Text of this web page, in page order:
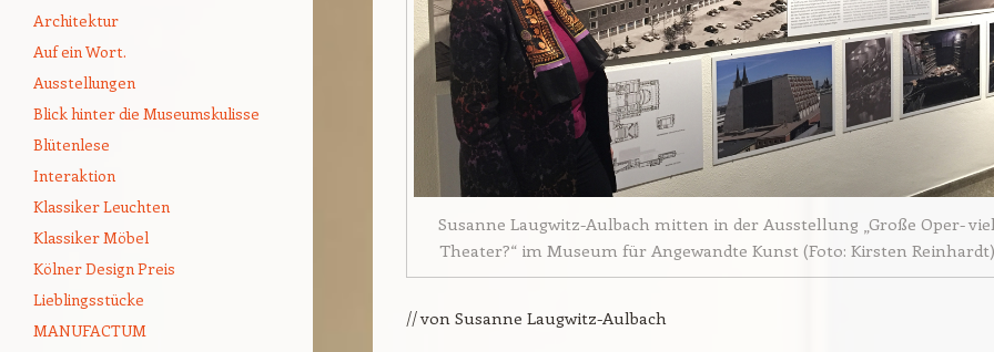
Susanne Laugwitz-Aulbach mitten in der Ausstellung „Große Oper-
Theater?“ im Museum für Angewandte Kunst (Foto: Kirsten Reinhardt)
// von Susanne Laugwitz-Aulbach
Architektur
Auf ein Wort.
Ausstellungen
Blick hinter die Museumskulisse
Blütenlese
Interaktion
Klassiker Leuchten
Klassiker Möbel
Kölner Design Preis
Lieblingsstücke
MANUFACTUM